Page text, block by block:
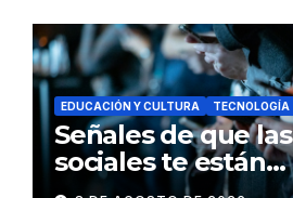
EDUCACIÓN Y CULTURA TECNOLOGÍA
Señales de que
sociales te están
consumiendo